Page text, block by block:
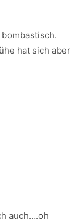
hat sich aber
auch….oh